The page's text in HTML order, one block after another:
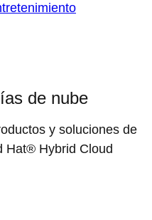
de nube
y soluciones de
Hat® Hybrid Cloud